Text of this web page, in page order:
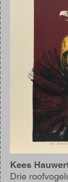
Kees
Drie